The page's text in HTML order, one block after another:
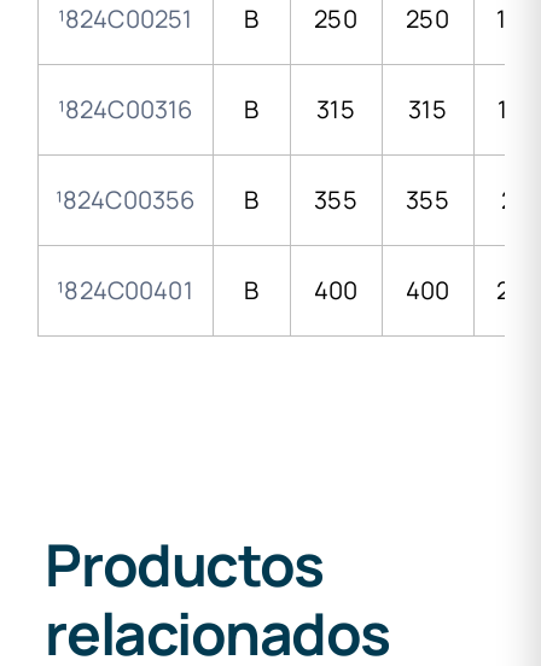
¹824C00251 B 250 250 14,8
¹824C00316 B 315 315 18,7
¹824C00356 B 355 355 21,1
¹824C00401 B 400 400 23,7
Productos
relacionados